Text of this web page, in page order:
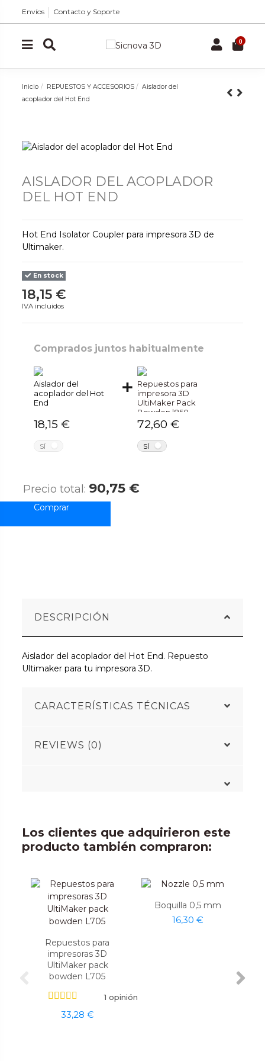
Envíos Contacto y Soporte
0
Inicio REPUESTOS Y ACCESORIOS
Aislador del
acoplador del Hot End
AISLADOR DEL ACOPLADOR
DEL HOT END
Hot End Isolator Coupler para impresora 3D de
Ultimaker.
En stock
18,15 €
IVA incluidos
Comprados juntos habitualmente
Aislador del
acoplador del Hot
End
18,15 €
SÍ
Repuestos para
impresora 3D
UltiMaker Pack
Bowden l850
72,60 €
SÍ
Precio total: 90,75 €
DESCRIPCIÓN
Aislador del acoplador del Hot End. Repuesto
Ultimaker para tu impresora 3D.
CARACTERÍSTICAS TÉCNICAS
REVIEWS (0)
Los clientes que adquirieron este
producto también compraron:
Repuestos para
impresoras 3D
UltiMaker pack
bowden L705
1 opinión
33,28 €
Boquilla 0,5 mm
16,30 €